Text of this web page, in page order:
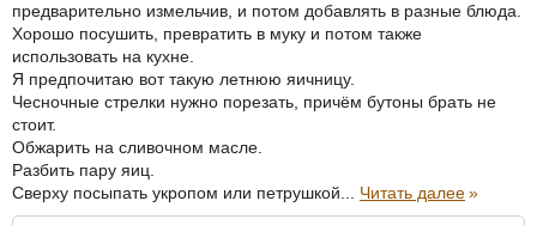
предварительно измельчив, и потом добавлять в разные блюда.
Хорошо посушить, превратить в муку и потом также
использовать на кухне.
Я предпочитаю вот такую летнюю яичницу.
Чесночные стрелки нужно порезать, причём бутоны брать не
стоит.
Обжарить на сливочном масле.
Разбить пару яиц.
Сверху посыпать укропом или петрушкой... Читать далее»